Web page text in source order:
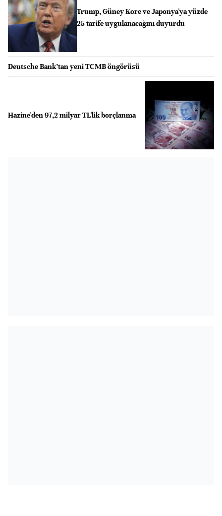
Trump, Güney Kore ve Japonya'ya yüzde
25 tarife uygulanacağını duyurdu
Deutsche Bank’tan yeni TCMB öngörüsü
Hazine'den 97,2 milyar TL'lik borçlanma